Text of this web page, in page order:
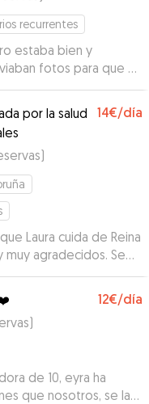
recurrentes
estaba bien y
fotos para que no
gracias!”
por la salud
14€/día
)
Laura cuida de Reina
agradecidos. Se
está siempre
Reina la vemos
12€/día
)
de 10, eyra ha
que nosotros, se la